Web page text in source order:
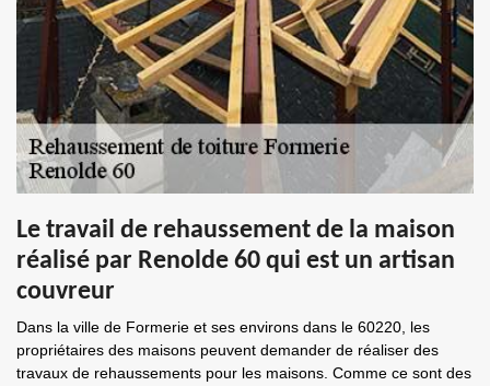
Le travail de rehaussement de la maison
réalisé par Renolde 60 qui est un artisan
couvreur
Dans la ville de Formerie et ses environs dans le 60220, les
propriétaires des maisons peuvent demander de réaliser des
travaux de rehaussements pour les maisons. Comme ce sont des